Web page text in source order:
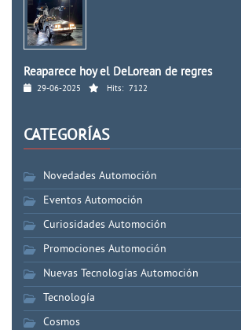
Reaparece hoy el DeLorean de regres
29-06-2025 Hits: 7122
CATEGORÍAS
Novedades Automoción
Eventos Automoción
Curiosidades Automoción
Promociones Automoción
Nuevas Tecnologías Automoción
Tecnología
Cosmos